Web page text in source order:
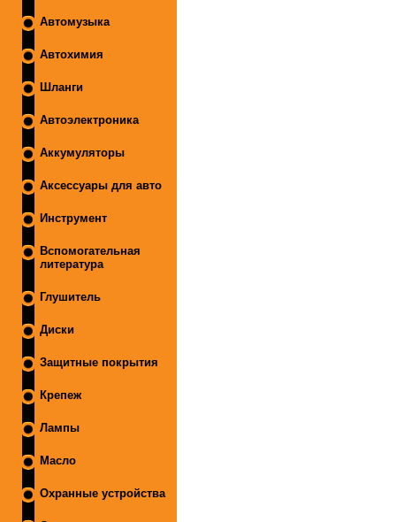
Автомузыка
Автохимия
Шланги
Автоэлектроника
Аккумуляторы
Аксессуары для авто
Инструмент
Вспомогательная
литература
Глушитель
Диски
Защитные покрытия
Крепеж
Лампы
Масло
Охранные устройства